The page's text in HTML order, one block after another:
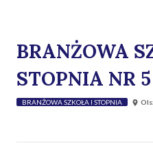
BRANŻOWA
STOPNIA NR
BRANŻOWA SZKOŁA I STOPNIA